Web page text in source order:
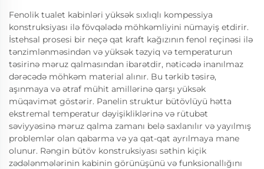
Fenolik tualet kabinləri yüksək sıxlıqlı kompessiya
konstruksiyası ilə fövqələdə möhkəmliyini nümayiş etdirir.
İstehsal prosesi bir neçə qat kraft kağızının fenol reçinəsi ilə
tənzimlənməsindən və yüksək təzyiq və temperaturun
təsirinə məruz qalmasından ibarətdir, nəticədə inanılmaz
dərəcədə möhkəm material alınır. Bu tərkib təsirə,
aşınmaya və ətraf mühit amillərinə qarşı yüksək
müqavimət göstərir. Panelin struktur bütövlüyü hətta
ekstremal temperatur dəyişikliklərinə və rütubət
səviyyəsinə məruz qalma zamanı belə saxlanılır və yayılmış
problemlər olan qabarma və ya qat-qat ayrılmaya mane
olunur. Rəngin bütöv konstruksiyası səthin kiçik
zədələnmələrinin kabinin görünüşünü və funksionallığını